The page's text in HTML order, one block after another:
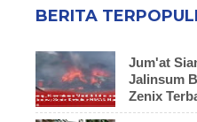
BERITA
Jum'at
Jalinsum
Zenix